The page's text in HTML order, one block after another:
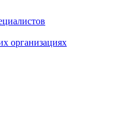
организациях